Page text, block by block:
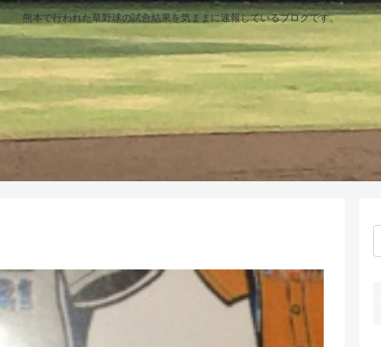
熊本で行われた草野球の試合結果を気ままに速報しているブログです。